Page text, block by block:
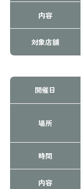
内容
対象店舗
開催日
場所
時間
内容